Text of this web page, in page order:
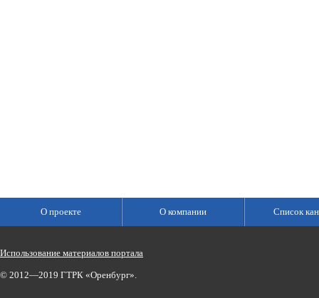
О проекте О компании Список
Использование материалов портала
© 2012—2019 ГТРК «Оренбург».